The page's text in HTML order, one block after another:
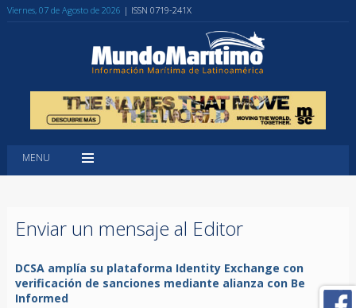
Viernes, 07 de Agosto de 2026 | ISSN 0719-241X
MENU
Enviar un mensaje al Editor
DCSA amplía su plataforma Identity Exchange con
verificación de sanciones mediante alianza con Be
Informed